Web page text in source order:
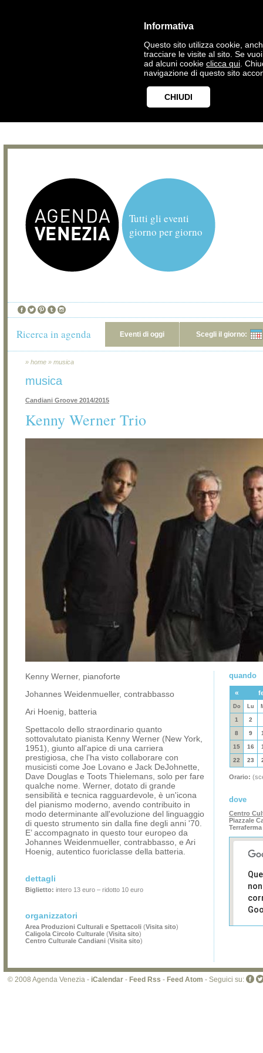
Informativa
Questo sito utilizza cookie,
tracciare le visite al sito. Se
ad alcuni cookie clicca qui .
navigazione di questo sito
CHIUDI
Tutti gli eventi
giorno per giorno
Ricerca in agenda Eventi di oggi Scegli il giorno:
» home » musica
musica
Candiani Groove 2014/2015
Kenny Werner Trio
Kenny Werner, pianoforte
Johannes Weidenmueller, contrabbasso
Ari Hoenig, batteria
Spettacolo dello straordinario quanto
sottovalutato pianista Kenny Werner (New York,
1951), giunto all'apice di una carriera
prestigiosa, che l’ha visto collaborare con
musicisti come Joe Lovano e Jack DeJohnette,
Dave Douglas e Toots Thielemans, solo per fare
qualche nome. Werner, dotato di grande
sensibilità e tecnica ragguardevole, è un'icona
del pianismo moderno, avendo contribuito in
modo determinante all'evoluzione del linguaggio
di questo strumento sin dalla fine degli anni '70.
E’ accompagnato in questo tour europeo da
Johannes Weidenmueller, contrabbasso, e Ari
Hoenig, autentico fuoriclasse della batteria.
dettagli
Biglietto: intero 13 euro – ridotto 10 euro
organizzatori
Area Produzioni Culturali e Spettacoli (Visita sito)
Caligola Circolo Culturale (Visita sito)
Centro Culturale Candiani (Visita sito)
quando
«
Do Lu
1 2
8 9
15 16
22 23
Orario:
dove
Centro
Piazzale
Terraferma
© 2008 Agenda Venezia - iCalendar - Feed Rss - Feed Atom - Seguici su: